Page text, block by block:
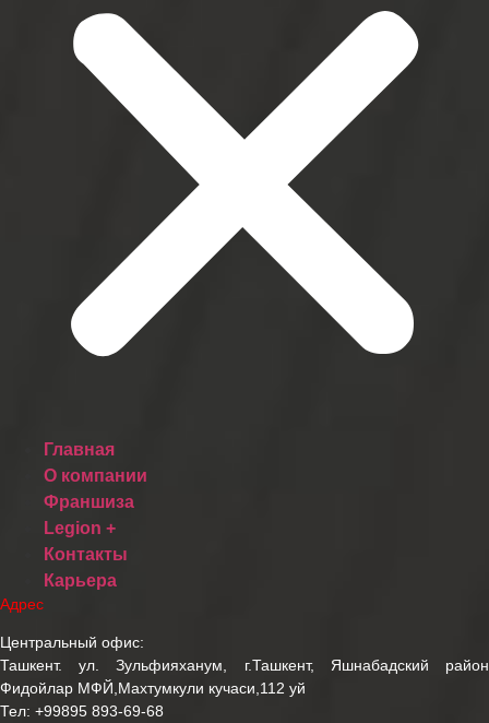
Главная
О компании
Франшиза
Legion +
Контакты
Карьера
Адрес
Центральный офис:
Ташкент. ул. Зульфияханум, г.Ташкент, Яшнабадский район
Фидойлар МФЙ,Махтумкули кучаси,112 уй
Тел: +99895 893-69-68